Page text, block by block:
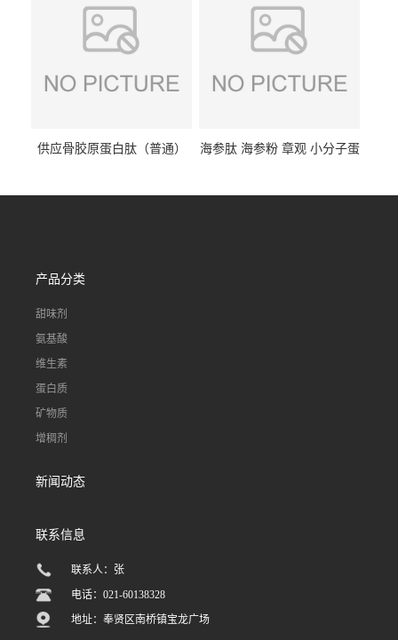
供应骨胶原蛋白肽（普通）
海参肽 海参粉 章观 小分子蛋
产品分类
甜味剂
氨基酸
维生素
蛋白质
矿物质
增稠剂
新闻动态
联系信息
联系人：张
电话：021-60138328
地址：奉贤区南桥镇宝龙广场